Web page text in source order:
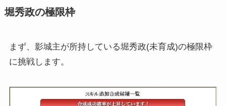
堀秀政の極限枠
まず、影城主が所持している堀秀政(未育成)の極限枠
に挑戦します。